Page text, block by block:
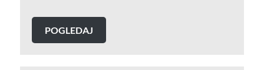
POGLEDAJ